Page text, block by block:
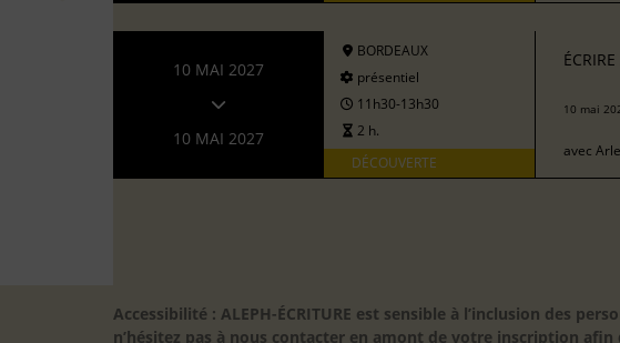
10 MAI 2027
10 MAI 2027
BORDEAUX
présentiel
11h30-13h30
2 h.
DÉCOUVERTE
10 mai
avec
Accessibilité : ALEPH-ÉCRITURE est sensible à l’inclusion des
n’hésitez pas à nous contacter en amont de votre inscription